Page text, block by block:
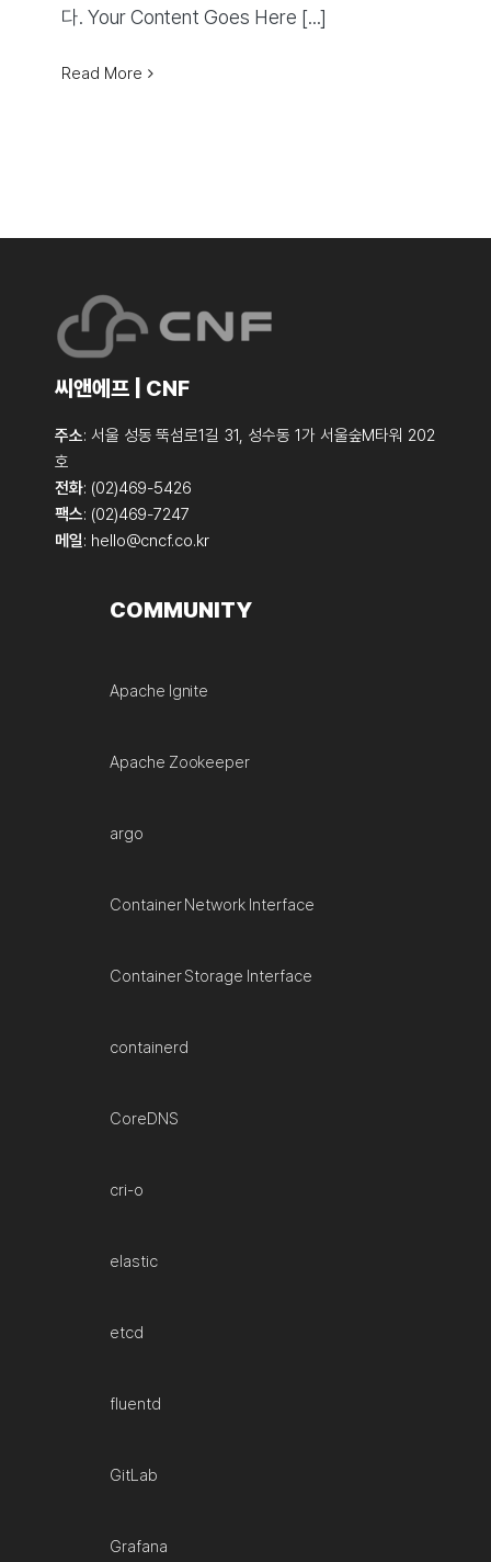
다. Your Content Goes Here [...]
Read More
씨앤에프 | CNF
주소: 서울 성동 뚝섬로1길 31, 성수동 1가 서울숲M타워 202
호
전화: (02)469-5426
팩스: (02)469-7247
메일: hello@cncf.co.kr
COMMUNITY
Apache Ignite
Apache Zookeeper
argo
Container Network Interface
Container Storage Interface
containerd
CoreDNS
cri-o
elastic
etcd
fluentd
GitLab
Grafana